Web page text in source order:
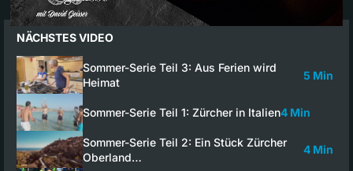
NÄCHSTES VIDEO
Sommer-Serie Teil 3: Aus Ferien wird
Heimat
5 Min
Sommer-Serie Teil 1: Zürcher in Italien4 Min
Sommer-Serie Teil 2: Ein Stück Zürcher
Oberland…
4 Min